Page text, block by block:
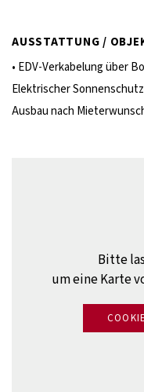
AUSSTATTUNG /
• EDV-Verkabelung über
Elektrischer
Ausbau nach
Bitte
um eine Karte